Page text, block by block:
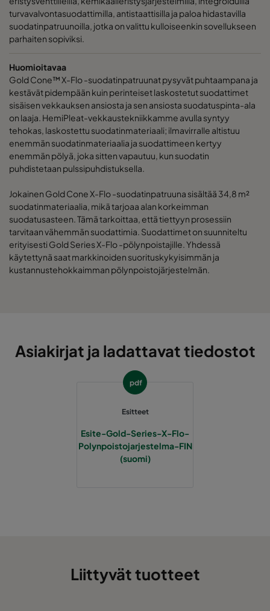
turvavalvontasuodattimilla, antistaattisilla ja paloa hidastavilla
suodatinpatruunoilla, jotka on valittu kulloiseenkin sovellukseen
parhaiten sopiviksi.
Huomioitavaa
Gold Cone™ X-Flo -suodatinpatruunat pysyvät puhtaampana ja
kestävät pidempään kuin perinteiset laskostetut suodattimet
sisäisen vekkauksen ansiosta ja sen ansiosta suodatuspinta-ala
on laaja. HemiPleat-vekkaustekniikkamme avulla syntyy
tehokas, laskostettu suodatinmateriaali; ilmavirralle altistuu
enemmän suodatinmateriaalia ja suodattimeen kertyy
enemmän pölyä, joka sitten vapautuu, kun suodatin
puhdistetaan pulssipuhdistuksella.
Jokainen Gold Cone X-Flo -suodatinpatruuna sisältää 34,8 m²
suodatinmateriaalia, mikä tarjoaa alan korkeimman
suodatusasteen. Tämä tarkoittaa, että tiettyyn prosessiin
tarvitaan vähemmän suodattimia. Suodattimet on suunniteltu
erityisesti Gold Series X-Flo -pölynpoistajille. Yhdessä
käytettynä saat markkinoiden suorituskykyisimmän ja
kustannustehokkaimman pölynpoistojärjestelmän.
Asiakirjat ja ladattavat tiedostot
pdf
Esitteet
Esite-Gold-Series-X-Flo-
Polynpoistojarjestelma-FIN
(suomi)
Liittyvät tuotteet